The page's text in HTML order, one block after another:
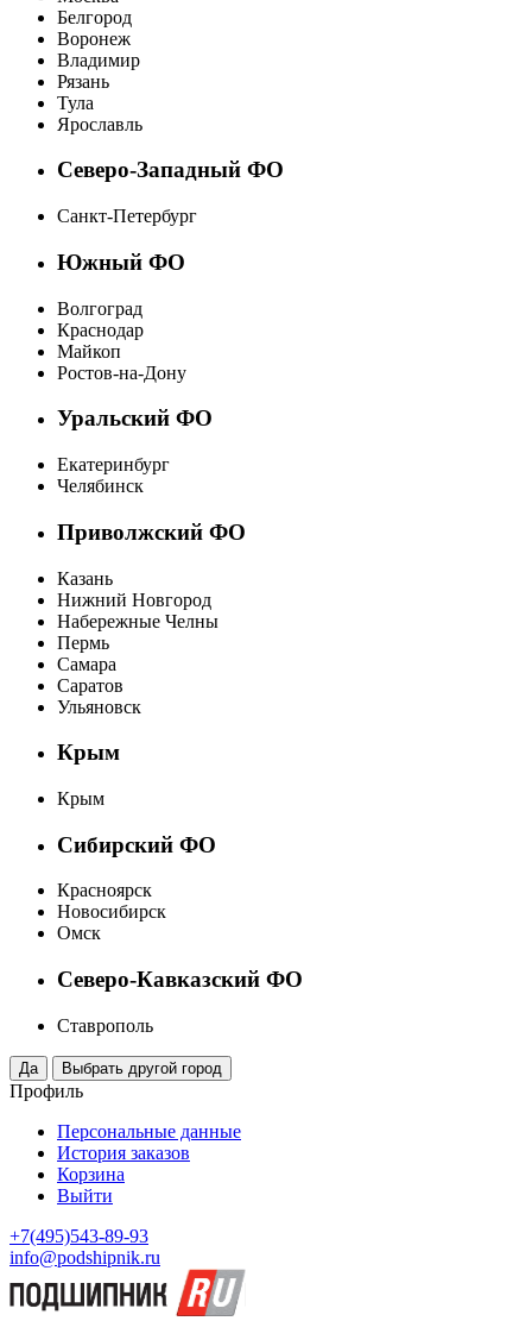
Белгород
Воронеж
Владимир
Рязань
Тула
Ярославль
Северо-Западный ФО
Санкт-Петербург
Южный ФО
Волгоград
Краснодар
Майкоп
Ростов-на-Дону
Уральский ФО
Екатеринбург
Челябинск
Приволжский ФО
Казань
Нижний Новгород
Набережные Челны
Пермь
Самара
Саратов
Ульяновск
Крым
Крым
Сибирский ФО
Красноярск
Новосибирск
Омск
Северо-Кавказский ФО
Ставрополь
Профиль
Персональные данные
История заказов
Корзина
Выйти
+7(495)543-89-93
info@podshipnik.ru